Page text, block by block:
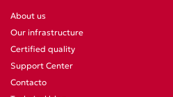
About us
Our infrastructure
Certified quality
Support Center
Contacto